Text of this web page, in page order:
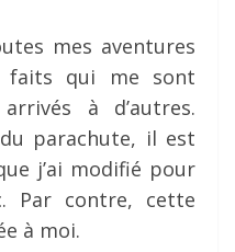
mes aventures
faits qui me sont
à d’autres.
parachute, il est
j’ai modifié pour
Par contre, cette
à moi.